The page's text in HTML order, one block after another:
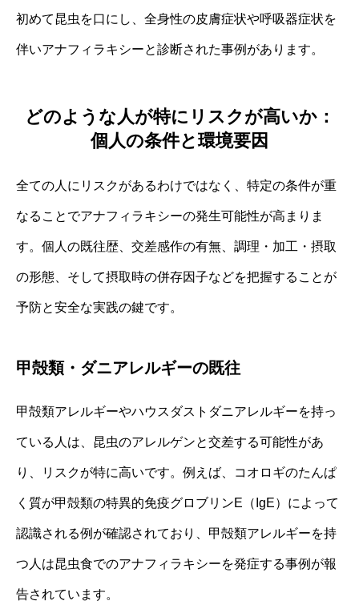
初めて昆虫を口にし、全身性の皮膚症状や呼吸器症状を
伴いアナフィラキシーと診断された事例があります。
どのような人が特にリスクが高いか：
個人の条件と環境要因
全ての人にリスクがあるわけではなく、特定の条件が重
なることでアナフィラキシーの発生可能性が高まりま
す。個人の既往歴、交差感作の有無、調理・加工・摂取
の形態、そして摂取時の併存因子などを把握することが
予防と安全な実践の鍵です。
甲殻類・ダニアレルギーの既往
甲殻類アレルギーやハウスダストダニアレルギーを持っ
ている人は、昆虫のアレルゲンと交差する可能性があ
り、リスクが特に高いです。例えば、コオロギのたんぱ
く質が甲殻類の特異的免疫グロブリンE（IgE）によって
認識される例が確認されており、甲殻類アレルギーを持
つ人は昆虫食でのアナフィラキシーを発症する事例が報
告されています。